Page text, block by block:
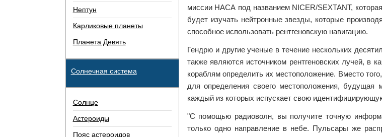
миссии НАСА под названием NICER/SEXTANT,
будет изучать нейтронные звезды, которые
способное использовать рентгеновскую навигацию.
Гендрю и другие ученые в течение нескольких
также являются источником рентгеновских лучей, в
кораблям определить их местоположение. Вместо
для определения своего местоположения, будущая
каждый из которых испускает свою
"С помощью радиоволн, вы получите точную
только одно направление в небе. Пульсары же
Нептун
Карликовые планеты
Планета Девять
Солнечная система
Солнце
Астероиды
Пояс астероидов